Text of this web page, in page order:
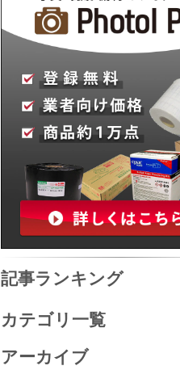
記事ランキング
カテゴリ一覧
アーカイブ